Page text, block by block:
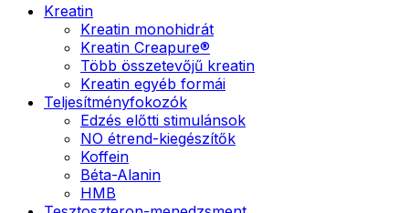
Kreatin
Kreatin monohidrát
Kreatin Creapure®
Több összetevőjű kreatin
Kreatin egyéb formái
Teljesítményfokozók
Edzés előtti stimulánsok
NO étrend-kiegészítők
Koffein
Béta-Alanin
HMB